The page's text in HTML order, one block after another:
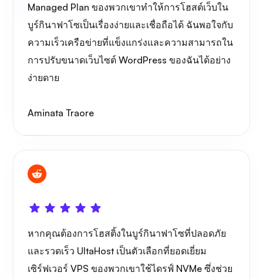
เอกซเรย์
เพลย์ทูป
Managed Plan ของพวกเขาทำให้การโฮสต์เว็บใน
บูร์กินาฟาโซเป็นเรื่องง่ายและเชื่อถือได้ ฉันพอใจกับ
ความเร็วเครือข่ายที่แข็งแกร่งและความสามารถใน
การปรับขนาดเว็บไซต์ WordPress ของฉันได้อย่าง
ง่ายดาย
Aminata Traore
หากคุณต้องการโฮสติ้งในบูร์กินาฟาโซที่ปลอดภัย
และรวดเร็ว UltaHost เป็นตัวเลือกที่ยอดเยี่ยม
เซิร์ฟเวอร์ VPS ของพวกเขาใช้ไดรฟ์ NVMe ซึ่งช่วย